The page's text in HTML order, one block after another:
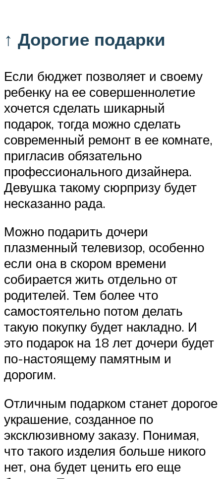
↑ Дорогие подарки
Если бюджет позволяет и своему
ребенку на ее совершеннолетие
хочется сделать шикарный
подарок, тогда можно сделать
современный ремонт в ее комнате,
пригласив обязательно
профессионального дизайнера.
Девушка такому сюрпризу будет
несказанно рада.
Можно подарить дочери
плазменный телевизор, особенно
если она в скором времени
собирается жить отдельно от
родителей. Тем более что
самостоятельно потом делать
такую покупку будет накладно. И
это подарок на 18 лет дочери будет
по-настоящему памятным и
дорогим.
Отличным подарком станет дорогое
украшение, созданное по
эксклюзивному заказу. Понимая,
что такого изделия больше никого
нет, она будет ценить его еще